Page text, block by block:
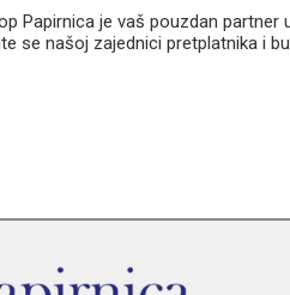
Papirnica je vaš pouzdan
se našoj zajednici pretplatnika i